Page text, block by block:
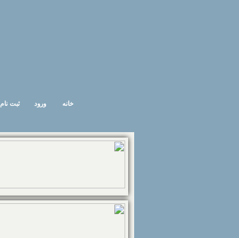
ثبت نام ورود خانه